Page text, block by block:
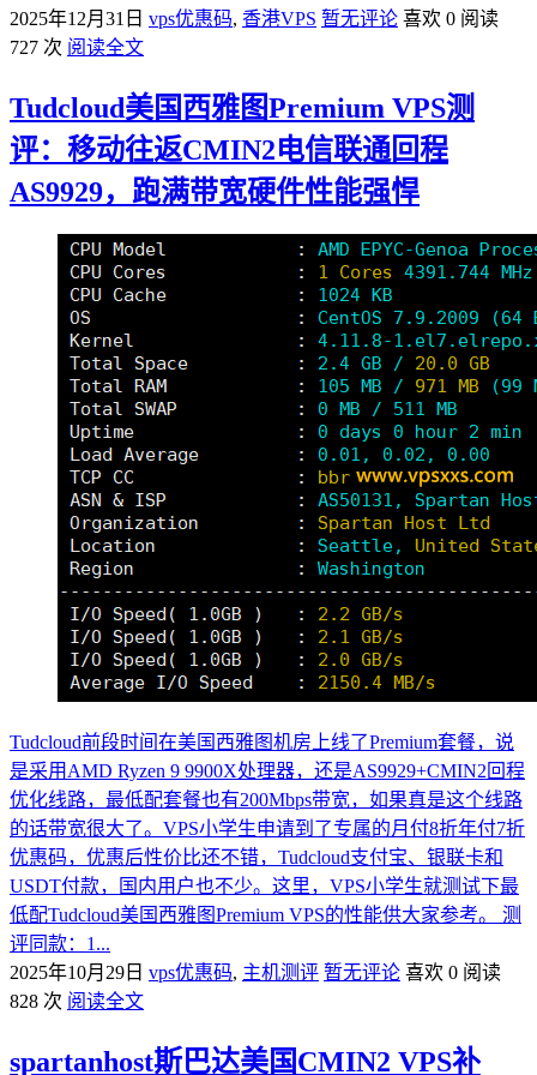
2025年12月31日 vps优惠码, 香港VPS 暂无评论 喜欢 0 阅读
727 次 阅读全文
Tudcloud美国西雅图Premium VPS测
评：移动往返CMIN2电信联通回程
AS9929，跑满带宽硬件性能强悍
Tudcloud前段时间在美国西雅图机房上线了Premium套餐，说
是采用AMD Ryzen 9 9900X处理器，还是AS9929+CMIN2回程
优化线路，最低配套餐也有200Mbps带宽，如果真是这个线路
的话带宽很大了。VPS小学生申请到了专属的月付8折年付7折
优惠码，优惠后性价比还不错，Tudcloud支付宝、银联卡和
USDT付款，国内用户也不少。这里，VPS小学生就测试下最
低配Tudcloud美国西雅图Premium VPS的性能供大家参考。 测
评同款：1...
2025年10月29日 vps优惠码, 主机测评 暂无评论 喜欢 0 阅读
828 次 阅读全文
spartanhost斯巴达美国CMIN2 VPS补